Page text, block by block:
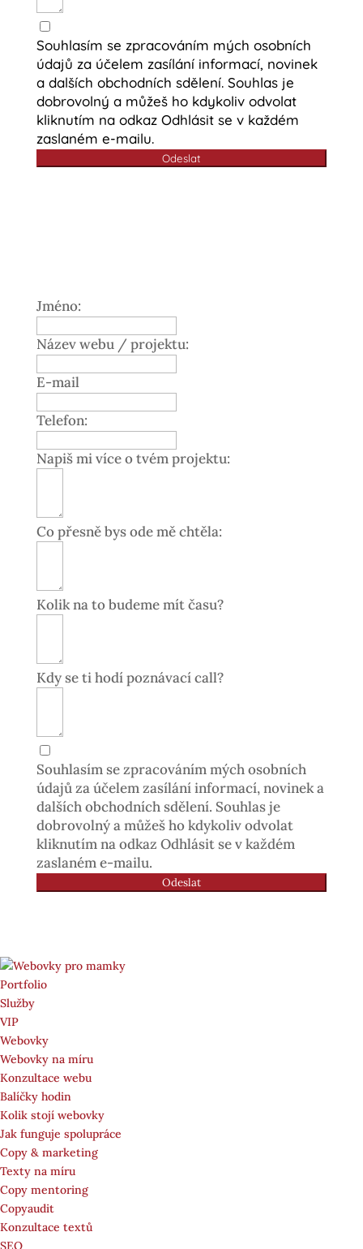
Souhlasím se zpracováním mých osobních
údajů za účelem zasílání informací, novinek
a dalších obchodních sdělení. Souhlas je
dobrovolný a můžeš ho kdykoliv odvolat
kliknutím na odkaz Odhlásit se v každém
zaslaném e-mailu.
Odeslat
Jméno:
Název webu / projektu:
E-mail
Telefon:
Napiš mi více o tvém projektu:
Co přesně bys ode mě chtěla:
Kolik na to budeme mít času?
Kdy se ti hodí poznávací call?
Souhlasím se zpracováním mých osobních
údajů za účelem zasílání informací, novinek a
dalších obchodních sdělení. Souhlas je
dobrovolný a můžeš ho kdykoliv odvolat
kliknutím na odkaz Odhlásit se v každém
zaslaném e-mailu.
Odeslat
Portfolio
Služby
VIP
Webovky
Webovky na míru
Konzultace webu
Balíčky hodin
Kolik stojí webovky
Jak funguje spolupráce
Copy & marketing
Texty na míru
Copy mentoring
Copyaudit
Konzultace textů
SEO